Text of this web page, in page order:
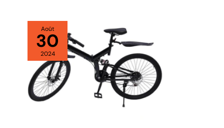
Août
30
2024